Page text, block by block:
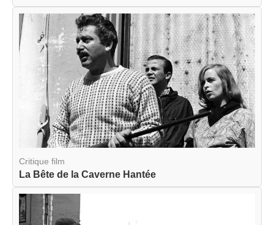
Critique film
La Bête de la Caverne Hantée